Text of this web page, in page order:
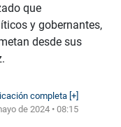
que
y gobernantes,
desde sus
completa [+]
de 2024 • 08:15